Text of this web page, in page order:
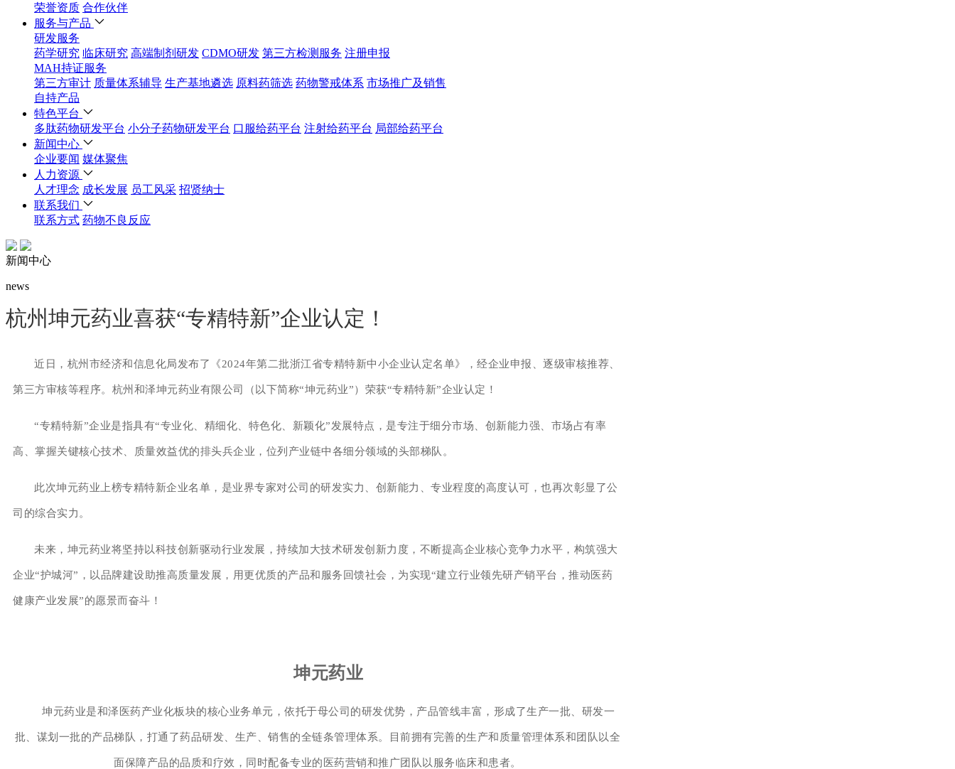
荣誉资质 合作伙伴
服务与产品
研发服务
药学研究 临床研究 高端制剂研发 CDMO研发 第三方检测服务 注册申报
MAH持证服务
第三方审计 质量体系辅导 生产基地遴选 原料药筛选 药物警戒体系 市场推广及销售
自持产品
特色平台
多肽药物研发平台 小分子药物研发平台 口服给药平台 注射给药平台 局部给药平台
新闻中心
企业要闻 媒体聚焦
人力资源
人才理念 成长发展 员工风采 招贤纳士
联系我们
联系方式 药物不良反应
新闻中心
news
杭州坤元药业喜获“专精特新”企业认定！
近日，杭州市经济和信息化局发布了《2024年第二批浙江省专精特新中小企业认定名单》，经企业申报、逐级审核推荐、
第三方审核等程序。杭州和泽坤元药业有限公司（以下简称“坤元药业”）荣获“专精特新”企业认定！
“专精特新”企业是指具有“专业化、精细化、特色化、新颖化”发展特点，是专注于细分市场、创新能力强、市场占有率
高、掌握关键核心技术、质量效益优的排头兵企业，位列产业链中各细分领域的头部梯队。
此次坤元药业上榜专精特新企业名单，是业界专家对公司的研发实力、创新能力、专业程度的高度认可，也再次彰显了公
司的综合实力。
未来，坤元药业将坚持以科技创新驱动行业发展，持续加大技术研发创新力度，不断提高企业核心竞争力水平，构筑强大
企业“护城河”，以品牌建设助推高质量发展，用更优质的产品和服务回馈社会，为实现“建立行业领先研产销平台，推动医药
健康产业发展”的愿景而奋斗！
坤元药业
坤元药业是和泽医药产业化板块的核心业务单元，依托于母公司的研发优势，产品管线丰富，形成了生产一批、研发一
批、谋划一批的产品梯队，打通了药品研发、生产、销售的全链条管理体系。目前拥有完善的生产和质量管理体系和团队以全
面保障产品的品质和疗效，同时配备专业的医药营销和推广团队以服务临床和患者。